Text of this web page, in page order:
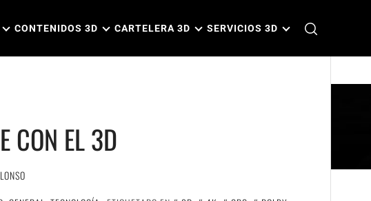
CONTENIDOS 3D CARTELERA 3D SERVICIOS 3D
CON EL 3D